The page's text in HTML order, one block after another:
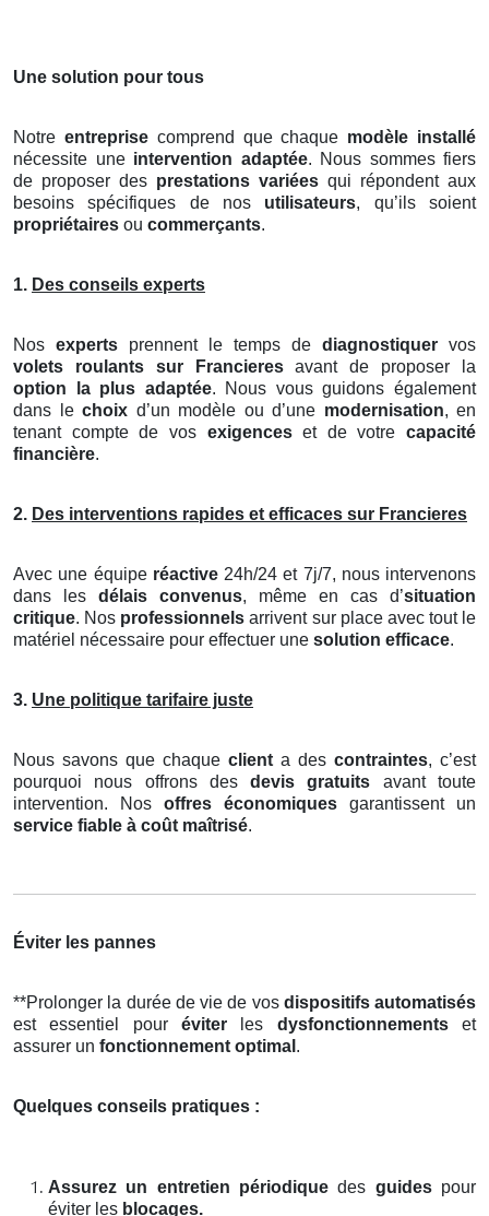
Une solution pour tous
Notre entreprisecomprend que chaque modèle installé
nécessite une intervention adaptée. Nous sommes fiers
de proposer des prestations variées qui répondent aux
besoins spécifiques de nos utilisateurs, qu’ils soient
propriétaires ou commerçants.
1. Des conseils experts
Nos experts prennent le temps de diagnostiquer vos
volets roulants
sur Francieresavant de proposer la
option la plus adaptée. Nous vous guidons également
dans le choix d’un modèle ou d’une modernisation, en
tenant compte de vos exigenceset de votre capacité
financière.
2. Des interventions rapides et efficaces sur Francieres
Avec une équipe réactive24h/24 et 7j/7, nous intervenons
dans les délais convenus, même en cas d’situation
critique. Nos professionnels arrivent sur place avec tout le
matériel nécessaire pour effectuer une solution efficace.
3. Une politique tarifaire juste
Nous savons que chaque client a des contraintes, c’est
pourquoi nous offrons desdevis gratuits avant toute
intervention. Nos offres économiques garantissent un
service fiable à coût maîtrisé.
Éviter les pannes
**Prolonger la durée de vie de vos dispositifs automatisés
est essentiel pour éviter les dysfonctionnementset
assurer un fonctionnement optimal .
Quelques conseils pratiques :
Assurez un entretien périodique des guidespour
éviter les blocages.